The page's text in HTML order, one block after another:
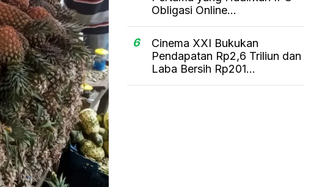
Obligasi Online...
6
Cinema XXI Bukukan
Pendapatan Rp2,6 Triliun dan
Laba Bersih Rp201...